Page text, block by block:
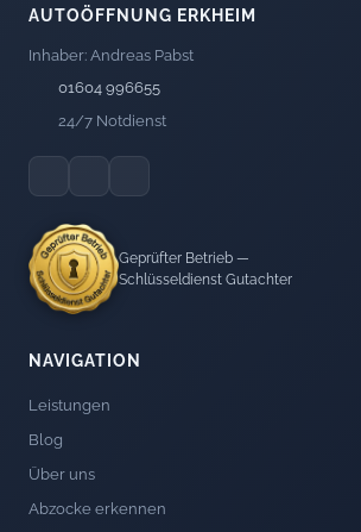
AUTOÖFFNUNG ERKHEIM
Inhaber: Andreas Pabst
01604 996655
24/7 Notdienst
Geprüfter Betrieb —
Schlüsseldienst Gutachter
NAVIGATION
Leistungen
Blog
Über uns
Abzocke erkennen